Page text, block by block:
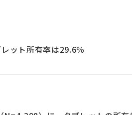
ット所有率は29.6％